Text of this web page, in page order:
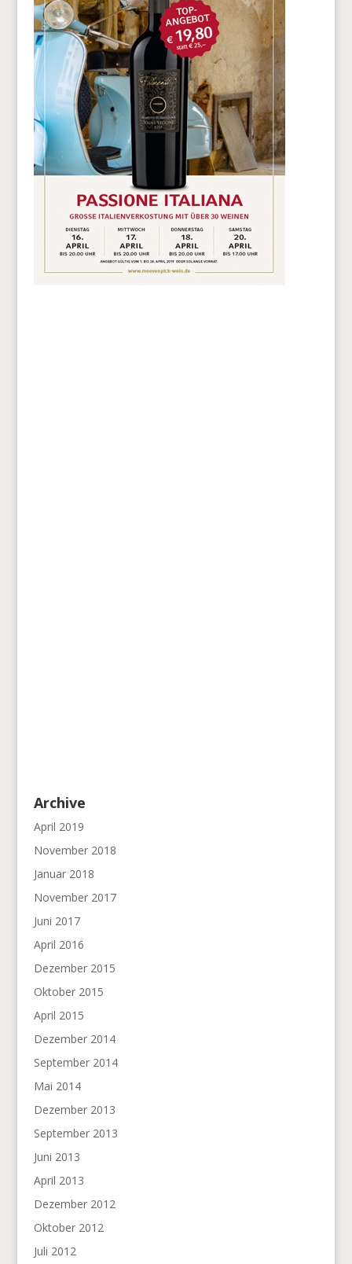
Archive
April 2019
November 2018
Januar 2018
November 2017
Juni 2017
April 2016
Dezember 2015
Oktober 2015
April 2015
Dezember 2014
September 2014
Mai 2014
Dezember 2013
September 2013
Juni 2013
April 2013
Dezember 2012
Oktober 2012
Juli 2012